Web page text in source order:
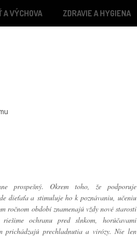
A VÝCHOVA ZDRAVIE A HYGIENA
prospešný. Okrem toho, že podporuje
dieťaťa a stimuluje ho k poznávaniu, učeniu
ročnom období znamenajú vždy nové starosti
ochranu pred slnkom, horúčavami
prichádzajú prechladnutia a virózy. Nie len